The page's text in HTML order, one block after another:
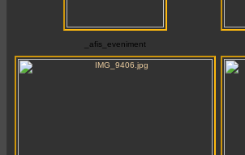
_afis_eveniment